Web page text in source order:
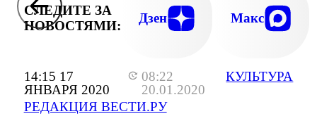
14:15 17
ЯНВАРЯ 2020
08:22
20.01.2020
РЕДАКЦИЯ ВЕСТИ.РУ
КУЛЬТУРА
СЛЕДИТЕ ЗА
НОВОСТЯМИ:
Дзен Макс